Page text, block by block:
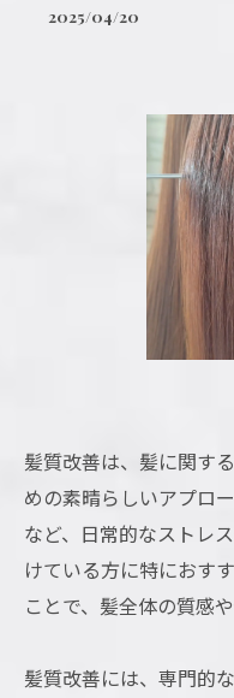
2025/04/20
髪質改善は、髪に関す
めの素晴らしいアプロ
など、日常的なストレ
けている方に特におす
ことで、髪全体の質感
髪質改善には、専門的